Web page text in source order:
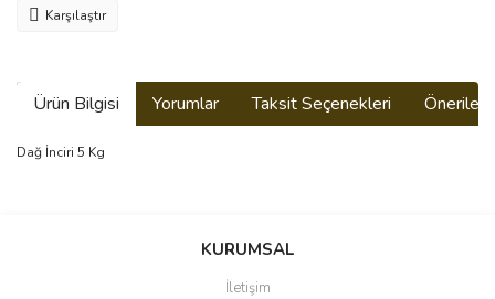
Karşılaştır
Ürün Bilgisi Yorumlar Taksit Seçenekleri
Dağ İnciri 5 Kg
Bu ürüne ilk yorumu siz yapın!
KURUMSAL
İletişim